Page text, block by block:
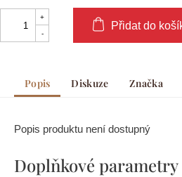
Přidat do
Popis Diskuze Značka
Popis produktu není dostupný
Doplňkové parametry